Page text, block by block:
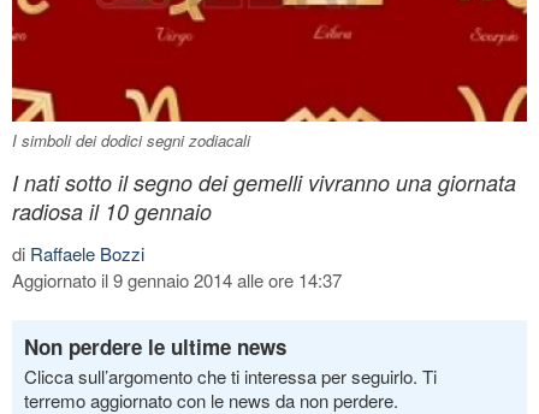
I simboli dei dodici segni zodiacali
I nati sotto il segno dei gemelli vivranno una giornata
radiosa il 10 gennaio
di Raffaele Bozzi
Aggiornato il 9 gennaio 2014 alle ore 14:37
Non perdere le ultime news
Clicca sull’argomento che ti interessa per seguirlo. Ti
terremo aggiornato con le news da non perdere.